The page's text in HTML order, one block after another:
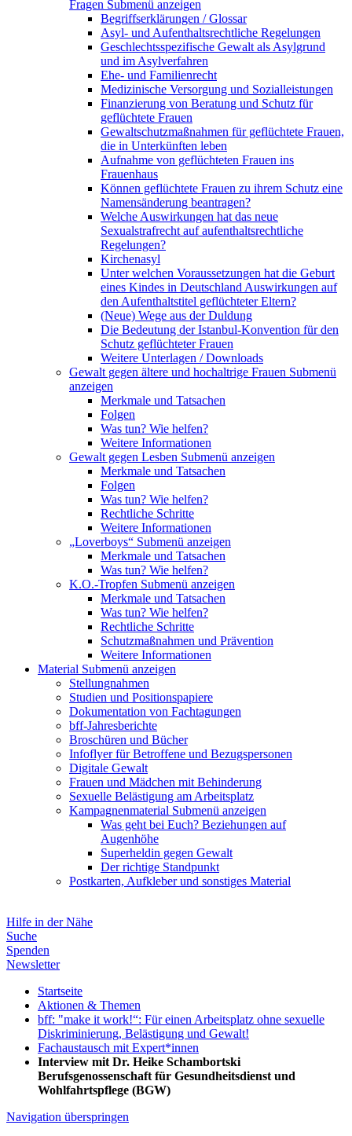
Fragen Submenü anzeigen
Begriffserklärungen / Glossar
Asyl- und Aufenthaltsrechtliche Regelungen
Geschlechtsspezifische Gewalt als Asylgrund
und im Asylverfahren
Ehe- und Familienrecht
Medizinische Versorgung und Sozialleistungen
Finanzierung von Beratung und Schutz für
geflüchtete Frauen
Gewaltschutzmaßnahmen für geflüchtete Frauen,
die in Unterkünften leben
Aufnahme von geflüchteten Frauen ins
Frauenhaus
Können geflüchtete Frauen zu ihrem Schutz eine
Namensänderung beantragen?
Welche Auswirkungen hat das neue
Sexualstrafrecht auf aufenthaltsrechtliche
Regelungen?
Kirchenasyl
Unter welchen Voraussetzungen hat die Geburt
eines Kindes in Deutschland Auswirkungen auf
den Aufenthaltstitel geflüchteter Eltern?
(Neue) Wege aus der Duldung
Die Bedeutung der Istanbul-Konvention für den
Schutz geflüchteter Frauen
Weitere Unterlagen / Downloads
Gewalt gegen ältere und hochaltrige Frauen Submenü
anzeigen
Merkmale und Tatsachen
Folgen
Was tun? Wie helfen?
Weitere Informationen
Gewalt gegen Lesben Submenü anzeigen
Merkmale und Tatsachen
Folgen
Was tun? Wie helfen?
Rechtliche Schritte
Weitere Informationen
„Loverboys“ Submenü anzeigen
Merkmale und Tatsachen
Was tun? Wie helfen?
K.O.-Tropfen Submenü anzeigen
Merkmale und Tatsachen
Was tun? Wie helfen?
Rechtliche Schritte
Schutzmaßnahmen und Prävention
Weitere Informationen
Material Submenü anzeigen
Stellungnahmen
Studien und Positionspapiere
Dokumentation von Fachtagungen
bff-Jahresberichte
Broschüren und Bücher
Infoflyer für Betroffene und Bezugspersonen
Digitale Gewalt
Frauen und Mädchen mit Behinderung
Sexuelle Belästigung am Arbeitsplatz
Kampagnenmaterial Submenü anzeigen
Was geht bei Euch? Beziehungen auf
Augenhöhe
Superheldin gegen Gewalt
Der richtige Standpunkt
Postkarten, Aufkleber und sonstiges Material
Hilfe in der Nähe
Suche
Spenden
Newsletter
Startseite
Aktionen & Themen
bff: "make it work!“: Für einen Arbeitsplatz ohne sexuelle
Diskriminierung, Belästigung und Gewalt!
Fachaustausch mit Expert*innen
Interview mit Dr. Heike Schambortski
Berufsgenossenschaft für Gesundheitsdienst und
Wohlfahrtspflege (BGW)
Navigation überspringen